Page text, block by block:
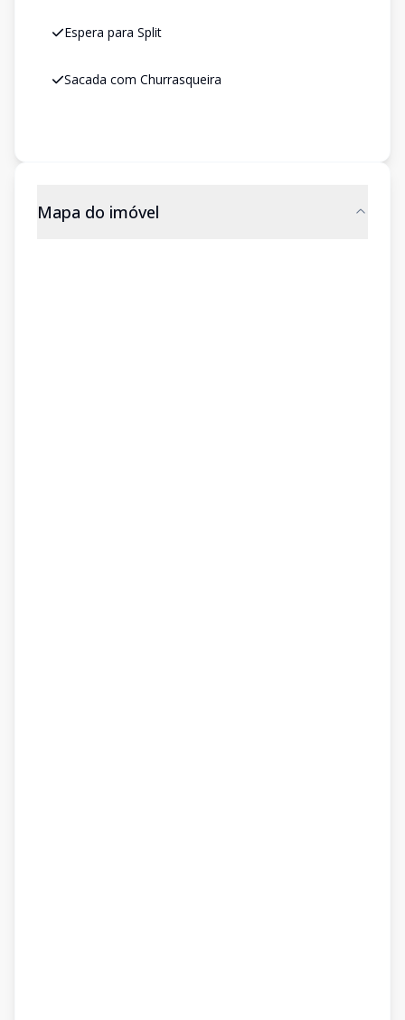
Espera para Split
Sacada com Churrasqueira
Mapa do imóvel